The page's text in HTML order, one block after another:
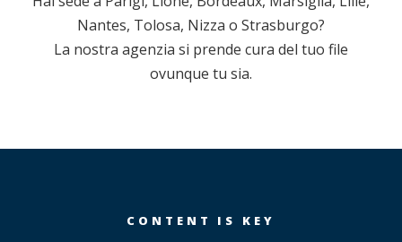
Nantes, Tolosa, Nizza o Strasburgo?
La nostra agenzia si prende cura del tuo file
ovunque tu sia.
CONTENT IS KEY